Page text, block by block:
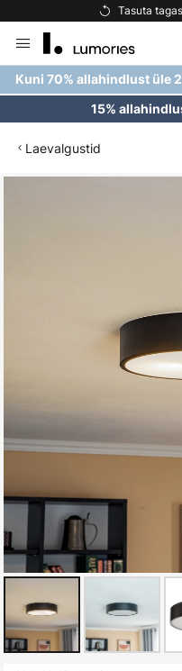
Tasuta
to
Content
Kuni 70% allahindlust üle
15%
Laevalgustid